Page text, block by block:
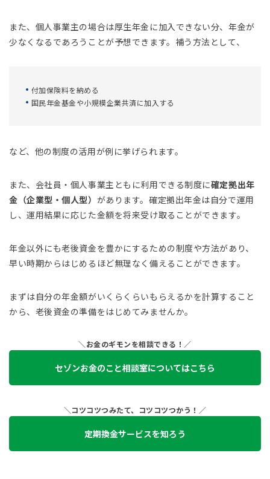
また、個人事業主の場合は厚生年金に加入できない分、年金が
少なくなるであろうことが予想できます。補う方法として、
付加保険料を納める
国民年金基金や小規模企業共済に加入する
など、他の制度の活用が例に挙げられます。
また、会社員・個人事業主ともに利用できる制度に確定拠出年
金（企業型・個人型） があります。確定拠出年金は自分で運用
し、運用結果に応じた金額を将来受け取ることができます。
年金以外にも老後資金を豊かにするための制度や方法があり、
早い時期からはじめるほど無理なく備えることができます。
まずは自分の年金額がいくらくらいもらえるかを計算すること
から、老後資金の準備をはじめてみませんか。
＼お金のギモンを相談できる！／
セゾンお金のこと相談室についてはこちら
＼コツコツつみたて、コツコツつかう！／
定期換金サービスを知ろう